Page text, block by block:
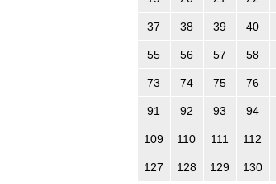
37 38 39 40
55 56 57 58
73 74 75 76
91 92 93 94
109 110 111 112
127 128 129 130